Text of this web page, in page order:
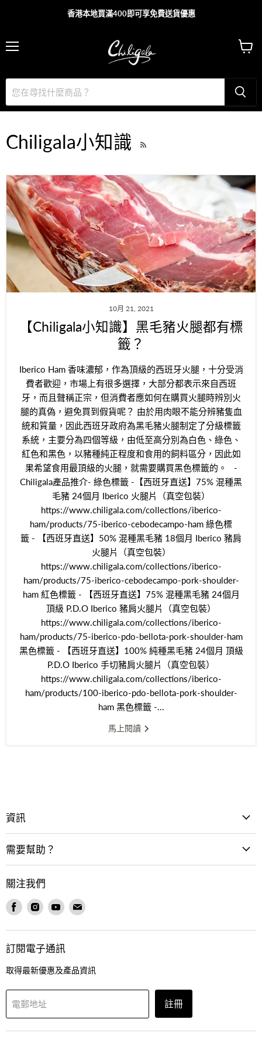
香港本地買滿400即可享免費送貨優惠
購
物
車
Chiligala小知識
10月 21, 2021
【Chiligala小知識】黑毛豬火腿都有標
籤？
Iberico Ham 香味濃郁，作為頂級的西班牙火腿，十分受消
費者歡迎，市場上有很多選擇，大部分都表示來自西班
牙，而且聲稱正宗，但消費者應如何在購買火腿時辨別火
腿的真偽，避免買到假貨呢？ 由於用肉眼不能分辨豬隻血
統和質量，因此西班牙政府為黑毛豬火腿制定了分級標籤
系統，主要分為四個等級，由低至高分別為白色、綠色、
紅色和黑色，以豬種純正程度和食用的飼料區分，因此如
果希望食用最頂級的火腿，就需要購買黑色標籤的。 -
Chiligala產品推介- 綠色標籤 -【西班牙直送】75% 混種黑
毛豬 24個月 Iberico 火腿片（真空包裝）
https://www.chiligala.com/collections/iberico-
ham/products/75-iberico-cebodecampo-ham 綠色標
籤 - 【西班牙直送】50% 混種黑毛豬 18個月 Iberico 豬肩
火腿片（真空包裝）
https://www.chiligala.com/collections/iberico-
ham/products/75-iberico-cebodecampo-pork-shoulder-
ham 紅色標籤 - 【西班牙直送】75% 混種黑毛豬 24個月
頂級 P.D.O Iberico 豬肩火腿片（真空包裝）
https://www.chiligala.com/collections/iberico-
ham/products/75-iberico-pdo-bellota-pork-shoulder-ham
黑色標籤 - 【西班牙直送】100% 純種黑毛豬 24個月 頂級
P.D.O Iberico 手切豬肩火腿片（真空包裝）
https://www.chiligala.com/collections/iberico-
ham/products/100-iberico-pdo-bellota-pork-shoulder-
ham 黑色標籤 -...
馬上閱讀
資訊
需要幫助？
關注我們
在
Facebook
找
到
我
們
在
Instagram
找
到
我
們
在
Youtube
找
到
我
們
在
郵
我
訂閱電子通訊
取得最新優惠及產品資訊
電郵地址 註冊